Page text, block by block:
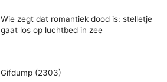
Wie zegt dat romantiek dood is: stelletje
gaat los op luchtbed in zee
Gifdump (2303)